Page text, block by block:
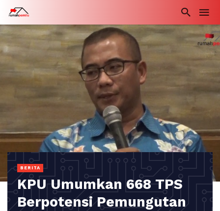
BERITA
KPU Umumkan 668 TPS
Berpotensi Pemungutan